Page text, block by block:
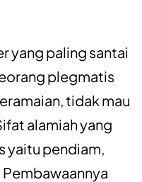
yang paling santai
plegmatis
tidak mau
alamiah yang
yaitu pendiam,